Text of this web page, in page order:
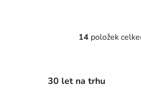
O
14 položek
30 let na trhu